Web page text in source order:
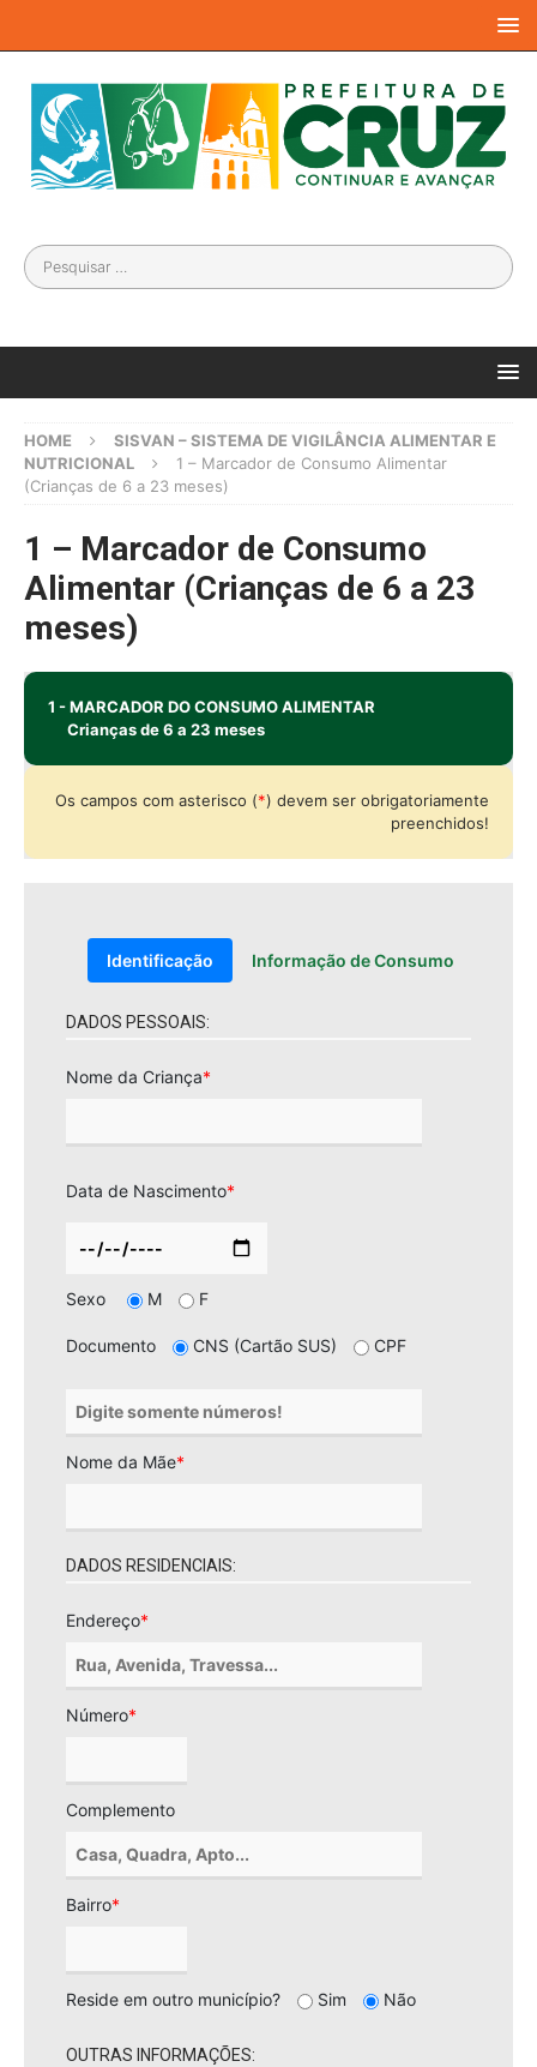
HOME
SISVAN – SISTEMA DE VIGILÂNCIA ALIMENTAR E
NUTRICIONAL
1 – Marcador de Consumo Alimentar
(Crianças de 6 a 23 meses)
1 – Marcador de Consumo
Alimentar (Crianças de 6 a 23
meses)
1 - MARCADOR DO CONSUMO ALIMENTAR
Crianças de 6 a 23 meses
Os campos com asterisco (*) devem ser obrigatoriamente
preenchidos!
Identificação Informação de Consumo
DADOS PESSOAIS:
Nome da Criança*
Data de Nascimento*
Sexo M F
Documento CNS (Cartão SUS) CPF
Nome da Mãe*
DADOS RESIDENCIAIS:
Endereço*
Número*
Complemento
Bairro*
Reside em outro município? Sim Não
OUTRAS INFORMAÇÕES: